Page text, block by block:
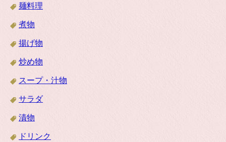
麺料理
煮物
揚げ物
炒め物
スープ・汁物
サラダ
漬物
ドリンク